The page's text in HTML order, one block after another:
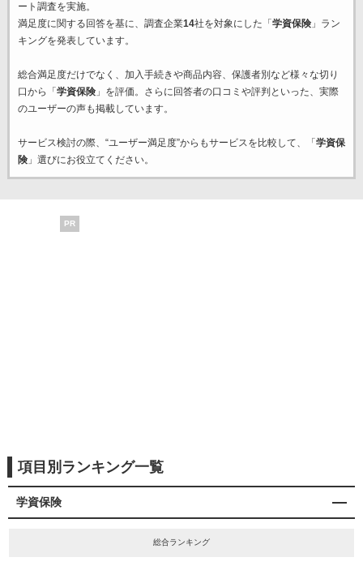
ート調査を実施。
満足度に関する回答を基に、調査企業14社を対象にした「 学資保険」ラン
キングを発表しています。
総合満足度だけでなく、加入手続きや商品内容、保護者別など様々な切り
口から「 学資保険」を評価。さらに回答者の口コミや評判といった、実際
のユーザーの声も掲載しています。
サービス検討の際、“ユーザー満足度”からもサービスを比較して、「 学資保
険」選びにお役立てください。
PR
項目別ランキング一覧
学資保険
総合ランキング